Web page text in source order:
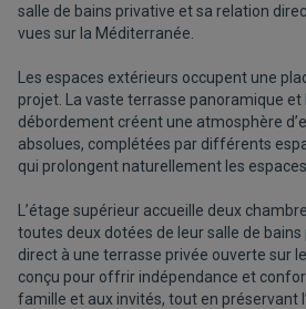
salle de bains privative et sa relation
vues sur la Méditerranée.
Les espaces extérieurs occupent une
projet. La vaste terrasse panoramique et
débordement créent une atmosphère
absolues, complétées par différents
qui prolongent naturellement les espaces
L’étage supérieur accueille deux
toutes deux dotées de leur salle de bains
direct à une terrasse privée ouverte sur
conçu pour offrir indépendance et
famille et aux invités, tout en préservant